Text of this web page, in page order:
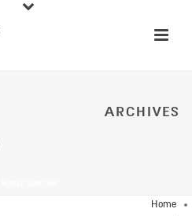
ARCHIVES
Home